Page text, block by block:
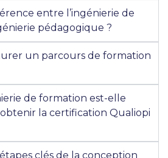
entre l’ingénierie de
pédagogique ?
un parcours de formation
de formation est-elle
la certification Qualiopi
clés de la conception